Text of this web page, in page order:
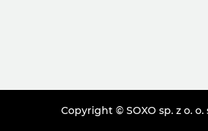
Copyright © SOXO sp. z o. o.